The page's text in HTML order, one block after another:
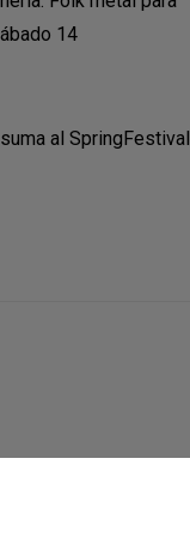
14
al SpringFestival